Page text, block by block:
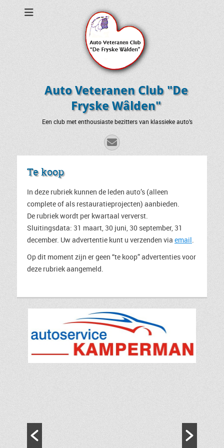
Auto Veteranen Club "De
Fryske Wâlden"
Een club met enthousiaste bezitters van klassieke auto’s
E-
mail
Te koop
In deze rubriek kunnen de leden auto’s (alleen
complete of als restauratieprojecten) aanbieden.
De rubriek wordt per kwartaal ververst.
Sluitingsdata: 31 maart, 30 juni, 30 september, 31
december. Uw advertentie kunt u verzenden via email.
Op dit moment zijn er geen “te koop” advertenties voor
deze rubriek aangemeld.